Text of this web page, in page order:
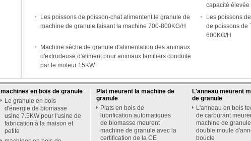
capacité élevée
Les poissons de poisson-chat alimentent le granule de
machine de granule faisant la machine 700-800KG/H
Les poissons
de poissons de
600KG/H
Machine sèche de granule d'alimentation des animaux
d'extrudeuse d'aliment pour animaux familiers conduite
par le moteur 15KW
machines en bois de granule
Le granule en bois
d'énergie de biomasse
usine 7.5KW pour l'usine de
fabrication à la maison et
petite
Plat meurent la machine de
granule
Plats en bois de
lubrification automatiques
de biomasse meurent
machine de granule avec la
certification de la CE
L'anneau meurent
de granule
L'anneau en bois
de carburant
machine de
double moule
boucle